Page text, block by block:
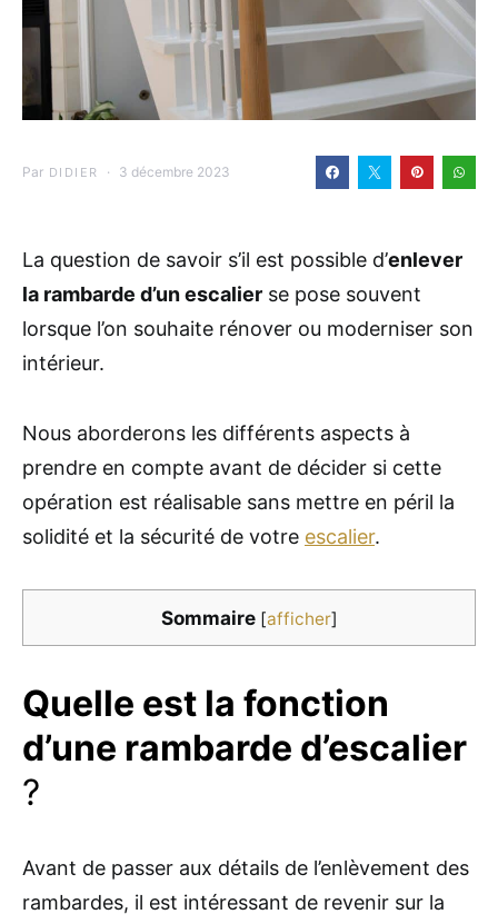
Par DIDIER 3 décembre 2023
La question de savoir s’il est possible d’enlever
la rambarde d’un escalier se pose souvent
lorsque l’on souhaite rénover ou moderniser son
intérieur.
Nous aborderons les différents aspects à
prendre en compte avant de décider si cette
opération est réalisable sans mettre en péril la
solidité et la sécurité de votre escalier.
Sommaire [afficher]
Quelle est la fonction
d’une rambarde d’escalier
?
Avant de passer aux détails de l’enlèvement des
rambardes, il est intéressant de revenir sur la